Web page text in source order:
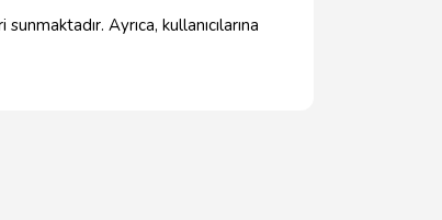
Ayrıca, kullanıcılarına